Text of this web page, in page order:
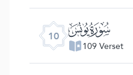
10 ﮖ
109 Verset